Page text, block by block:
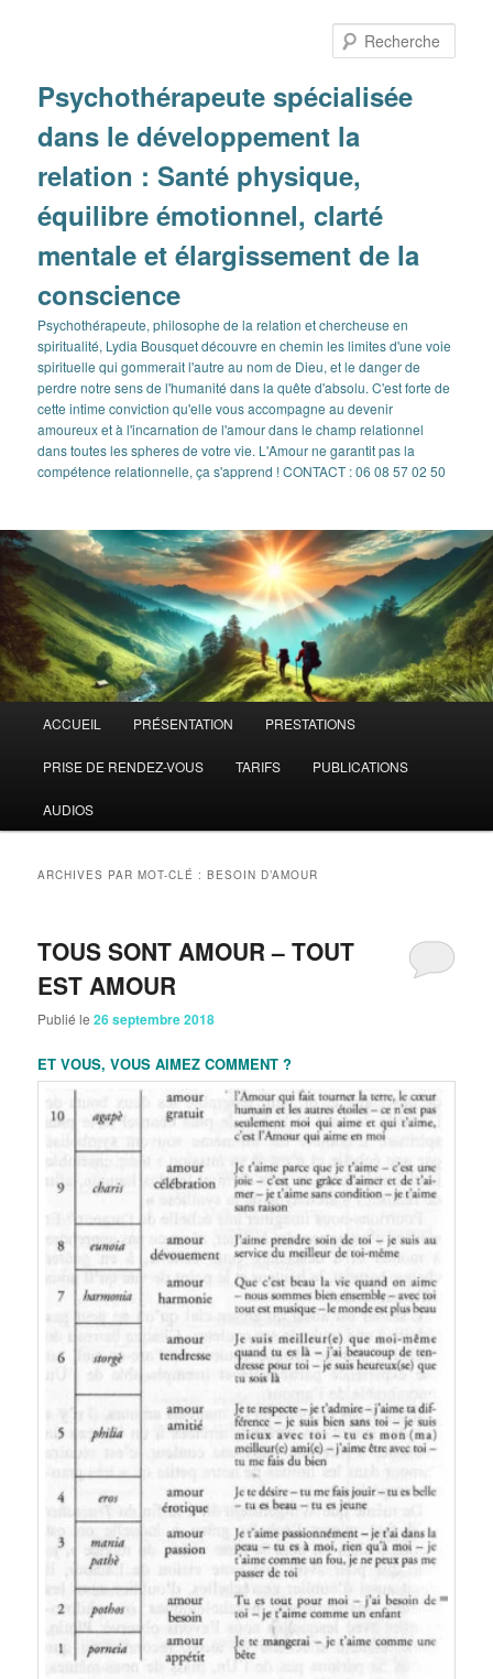
Psychothérapeute spécialisée
dans le développement la
relation : Santé physique,
équilibre émotionnel, clarté
mentale et élargissement de la
conscience
Psychothérapeute, philosophe de la relation et chercheuse en
spiritualité, Lydia Bousquet découvre en chemin les limites d'une voie
spirituelle qui gommerait l'autre au nom de Dieu, et le danger de
perdre notre sens de l'humanité dans la quête d'absolu. C'est forte de
cette intime conviction qu'elle vous accompagne au devenir
amoureux et à l'incarnation de l'amour dans le champ relationnel
dans toutes les spheres de votre vie. L'Amour ne garantit pas la
compétence relationnelle, ça s'apprend ! CONTACT : 06 08 57 02 50
principal
ACCUEIL PRÉSENTATION PRESTATIONS
PRISE DE RENDEZ-VOUS TARIFS PUBLICATIONS
AUDIOS
ARCHIVES PAR MOT-CLÉ :BESOIN D’AMOUR
TOUS SONT AMOUR – TOUT
EST AMOUR
Publié le26 septembre 2018
ET VOUS, VOUS AIMEZ COMMENT ?